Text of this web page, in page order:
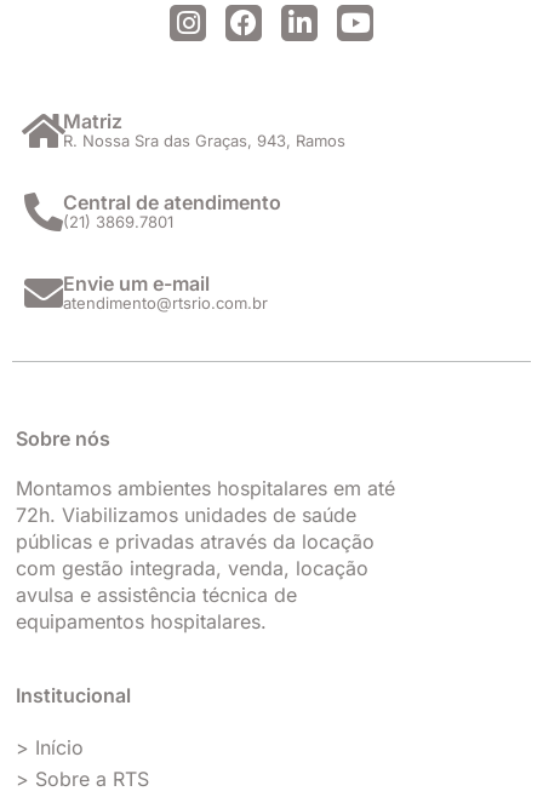
I
n
g
a
F
a
o
k
L
i
d
Y
o
Matriz
R. Nossa Sra das Graças, 943, Ramos
Central de atendimento
(21) 3869.7801
Envie um e-mail
atendimento@rtsrio.com.br
Sobre nós
Montamos ambientes hospitalares em até
72h. Viabilizamos unidades de saúde
públicas e privadas através da locação
com gestão integrada, venda, locação
avulsa e assistência técnica de
equipamentos hospitalares.
Institucional
> Início
> Sobre a RTS